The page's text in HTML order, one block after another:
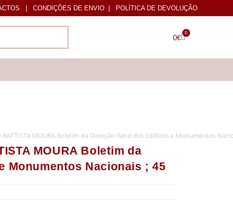
| CONDIÇÕES DE ENVIO | POLÍTICA DE DEVOLUÇÃO
0€
0
BAPTISTA MOURA Boletim da Direcção Geral dos Edifícios e Monumentos
MOURA Boletim da
Monumentos Nacionais ; 45